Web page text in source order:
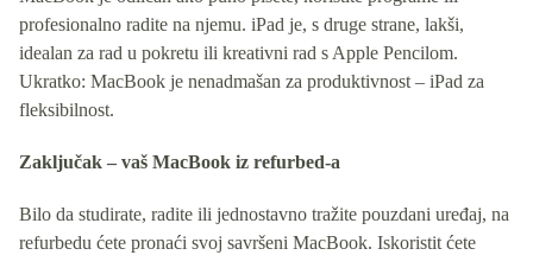
profesionalno radite na njemu. iPad je, s druge strane, lakši,
idealan za rad u pokretu ili kreativni rad s Apple Pencilom.
Ukratko: MacBook je nenadmašan za produktivnost – iPad za
fleksibilnost.
Zaključak – vaš MacBook iz refurbed-a
Bilo da studirate, radite ili jednostavno tražite pouzdani uređaj, na
refurbedu ćete pronaći svoj savršeni MacBook. Iskoristit ćete